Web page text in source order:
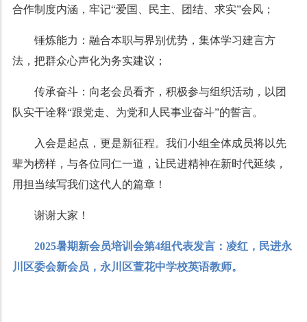
合作制度内涵，牢记“爱国、民主、团结、求实”会风；
锤炼能力：融合本职与界别优势，集体学习建言方
法，把群众心声化为务实建议；
传承奋斗：向老会员看齐，积极参与组织活动，以团
队实干诠释“跟党走、为党和人民事业奋斗”的誓言。
入会是起点，更是新征程。我们小组全体成员将以先
辈为榜样，与各位同仁一道，让民进精神在新时代延续，
用担当续写我们这代人的篇章！
谢谢大家！
2025暑期新会员培训会第4组代表发言：凌红，民进永
川区委会新会员，永川区萱花中学校英语教师。